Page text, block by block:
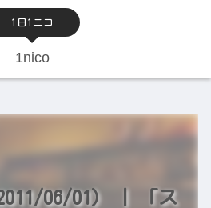
1日1ニコ
1nico
06/01） | 「ス